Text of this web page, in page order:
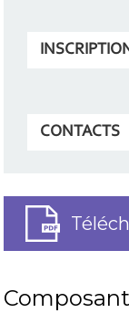
CONTACTS